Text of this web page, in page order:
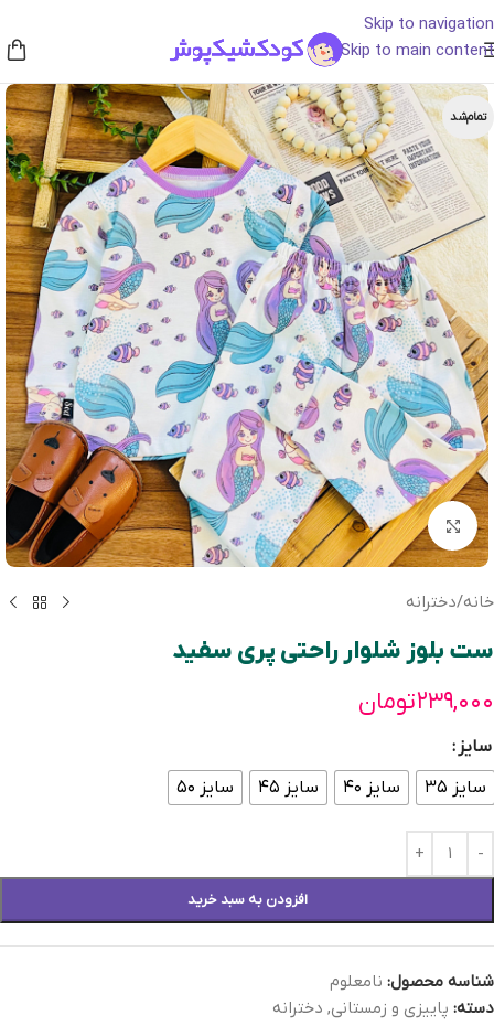
Skip to navigation
Skip to main content
تمام‌شد
بزرگنمایی تصویر
خانه/دخترانه
ست بلوز شلوار راحتی پری سفید
۲۳۹,۰۰۰تومان
سایز
سایز ۳۵
سایز ۴۰ سایز ۴۵ سایز ۵۰
افزودن به سبد خرید
شناسه محصول: نامعلوم
دسته: پاییزی و زمستانی, دخترانه